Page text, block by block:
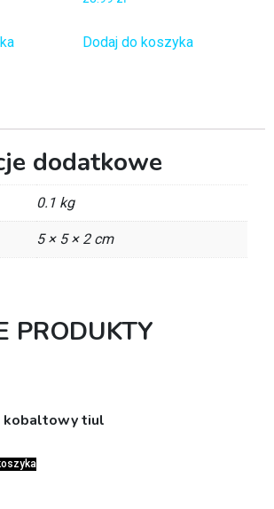
Dodaj do koszyka
dodatkowe
0.1 kg
5 × 5 × 2 cm
PRODUKTY
kobaltowy tiul